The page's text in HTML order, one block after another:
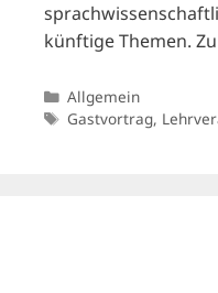
künftige Themen.
Kategorien
Allgemein
Schlagwörter
Gastvortrag,